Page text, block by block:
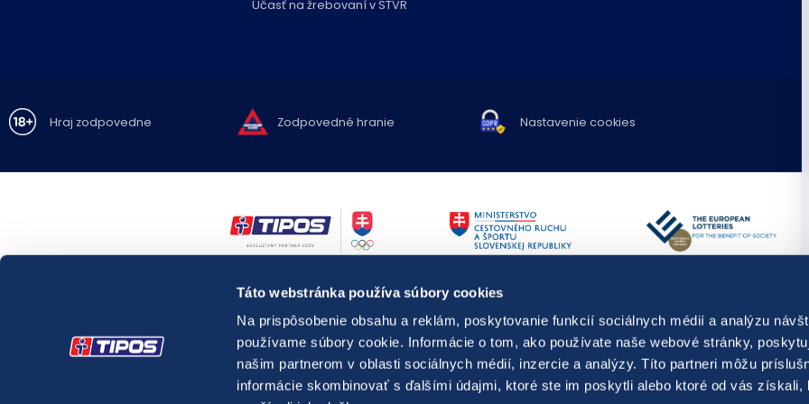
Táto webstránka používa súbory cookies
Na prispôsobenie obsahu a reklám, poskytovanie funkcií sociálnych médií a analýzu
používame súbory cookie. Informácie o tom, ako používate naše webové stránky,
našim partnerom v oblasti sociálnych médií, inzercie a analýzy. Títo partneri môžu
informácie skombinovať s ďalšími údajmi, ktoré ste im poskytli alebo ktoré od vás získali,
Účasť na žrebovaní v STVR
Hraj zodpovedne Zodpovedné hranie Nastavenie cookies
Zákaz hrania hazardných hier osobám mladším ako 18 rokov.
Hazardné hry predstavujú riziko vysokých finančných strát.
Nadmerné hranie prináša so sebou možnézdravotné riziká.
V prípade potreby môžete kontaktovať Linku pomoci pre problémy s hraním,resp. kontaktovať
relevantnúšpecializovanú zdravotnícku inštitúciu pôsobiacu v oblasti prevencie, diagnostiky a liečby
látkových a nelátkových závislostí.
správcu registra vylúčených osôb.
TIPOS využíva spravodajstvo a
Publikovanie alebo ďalšie šírenie
predchádzajúceho písomného
Diela odvysielané v rámci
dielami.
© Copyright 2026 TIPOS,